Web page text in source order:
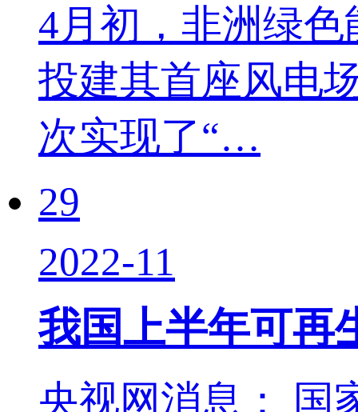
4月初，非洲绿
投建其首座风电
次实现了“…
29
2022-11
我国上半年可再
央视网消息： 国